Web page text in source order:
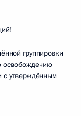
группировки
освобождению
с утверждённым